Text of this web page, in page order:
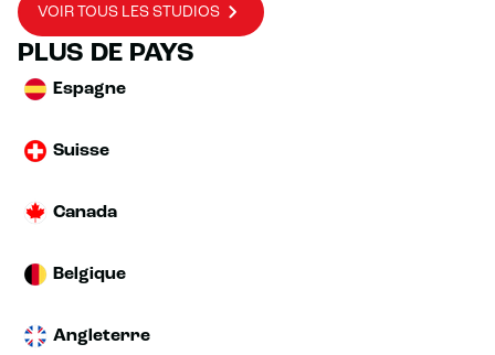
VOIR TOUS LES STUDIOS
PLUS DE PAYS
Espagne
Suisse
Canada
Belgique
Angleterre